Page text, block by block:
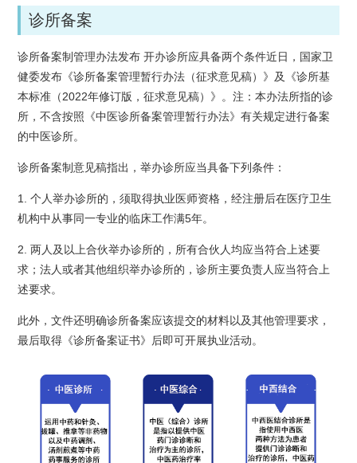
诊所备案
诊所备案制管理办法发布 开办诊所应具备两个条件近日，国家卫
健委发布《诊所备案管理暂行办法（征求意见稿）》及《诊所基
本标准（2022年修订版，征求意见稿）》。注：本办法所指的诊
所，不含按照《中医诊所备案管理暂行办法》有关规定进行备案
的中医诊所。
诊所备案制意见稿指出，举办诊所应当具备下列条件：
1. 个人举办诊所的，须取得执业医师资格，经注册后在医疗卫生
机构中从事同一专业的临床工作满5年。
2. 两人及以上合伙举办诊所的，所有合伙人均应当符合上述要
求；法人或者其他组织举办诊所的，诊所主要负责人应当符合上
述要求。
此外，文件还明确诊所备案应该提交的材料以及其他管理要求，
最后取得《诊所备案证书》后即可开展执业活动。